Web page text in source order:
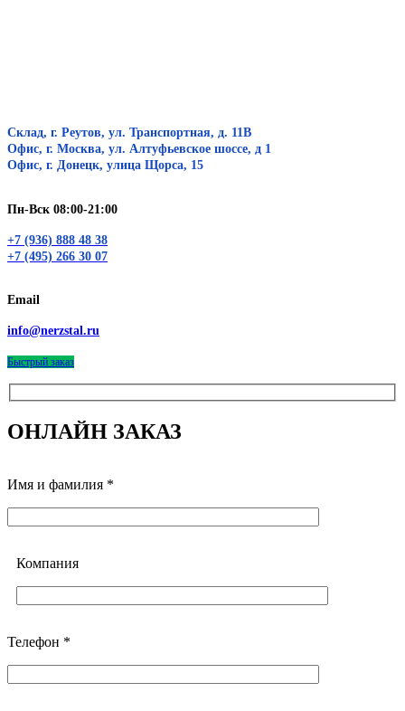
Склад, г. Реутов, ул. Транспортная, д. 11В
Офис, г. Москва, ул. Алтуфьевское шоссе, д 1
Офис, г. Донецк, улица Щорса, 15
Пн-Вск 08:00-21:00
+7 (936) 888 48 38
+7 (495) 266 30 07
Email
info@nerzstal.ru
Быстрый заказ
ОНЛАЙН ЗАКАЗ
Имя и фамилия *
Компания
Телефон *